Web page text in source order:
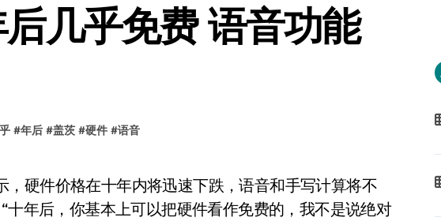
助力高效玩机！
几乎免费 语音功能
#年后 #盖茨 #硬件 #语音
年后，你基本上可以把硬件看作免费的，我不是说绝对